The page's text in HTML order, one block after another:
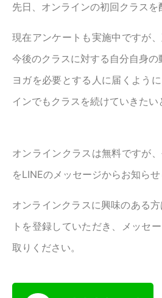
先日、オンラインの初回クラスを
現在アンケートも実施中ですが、
今後のクラスに対する自分自身の
ヨガを必要とする人に届くよう
インでもクラスを続けていきたい
オンラインクラスは無料ですが
をLINEのメッセージからお知らせ
オンラインクラスに興味のある
トを登録していただき、メッセ
取りください。